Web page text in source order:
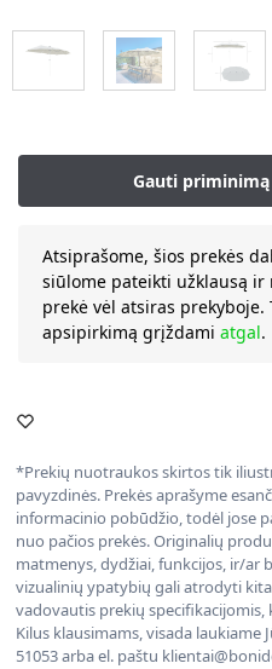
Atsiprašome, šios prekės
siūlome pateikti užklausą ir
prekė vėl atsiras
apsipirkimą grįždami atgal.
*Prekių nuotraukos skirtos tik
pavyzdinės. Prekės aprašyme
informacinio pobūdžio, todėl jose
nuo pačios prekės. Originalių
matmenys, dydžiai, funkcijos, ir/ar
vizualinių ypatybių gali atrodyti
vadovautis prekių
Kilus klausimams, visada laukiame
51053 arba el. paštu